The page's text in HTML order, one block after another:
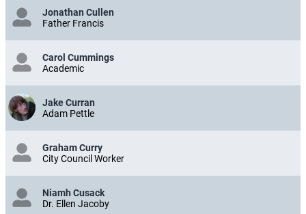
Jonathan Cullen
Father Francis
Carol Cummings
Academic
Jake Curran
Adam Pettle
Graham Curry
City Council Worker
Niamh Cusack
Dr. Ellen Jacoby